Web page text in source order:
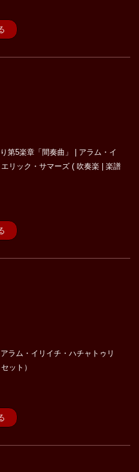
第5楽章「間奏曲」 | アラム・イ
リック・サマーズ ( 吹奏楽 | 楽譜
ラム・イリイチ・ハチャトゥリ
ット）